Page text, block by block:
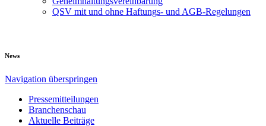
QSV mit und ohne Haftungs- und AGB-Regelungen
News
Navigation überspringen
Pressemitteilungen
Branchenschau
Aktuelle Beiträge